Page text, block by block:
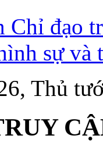
Chỉ đạo
sự và
Thủ